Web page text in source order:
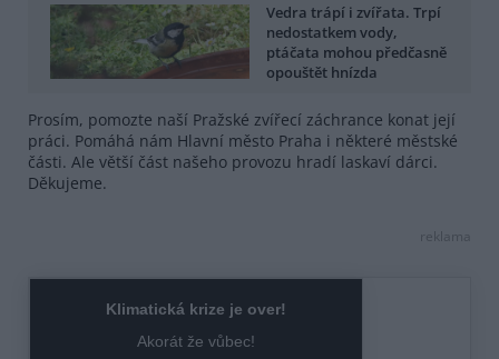
Vedra trápí i zvířata. Trpí
nedostatkem vody,
ptáčata mohou předčasně
opouštět hnízda
Prosím, pomozte naší Pražské zvířecí záchrance konat její
práci. Pomáhá nám Hlavní město Praha i některé městské
části. Ale větší část našeho provozu hradí laskaví dárci.
Děkujeme.
reklama